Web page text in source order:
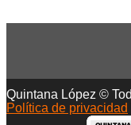
Quintana López ©
Política de privacidad